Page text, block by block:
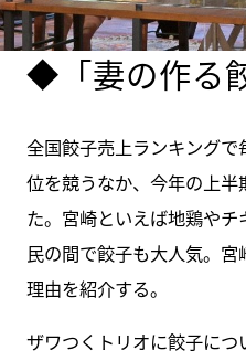
◆「妻の作る
全国餃子売上ランキング
位を競うなか、今年の上
た。宮崎といえば地鶏や
民の間で餃子も大人気。
理由を紹介する。
ザワつくトリオに餃子に